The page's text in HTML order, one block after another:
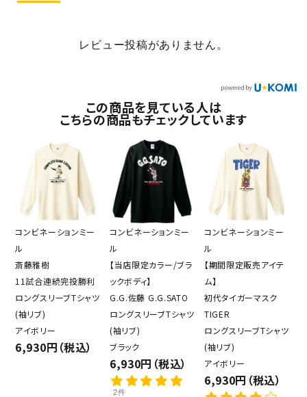
レビュー投稿がありません。
この商品を見ている人は
こちらの商品もチェックしています
コンビネーションミー
ル
斎藤雅樹
11試合連続完投勝利
ロングスリーブTシャツ
(袖リブ)
アイボリー
6,930円（税込）
コンビネーションミー
ル
【当店限定カラー/ブラ
ックボディ】
G.G.佐藤 G.G.SATO
ロングスリーブTシャツ
(袖リブ)
ブラック
6,930円（税込）
2件
コンビネーションミー
ル
【期間限定販売アイテ
ム】
初代タイガーマスク
TIGER
ロングスリーブTシャツ
(袖リブ)
アイボリー
6,930円（税込）